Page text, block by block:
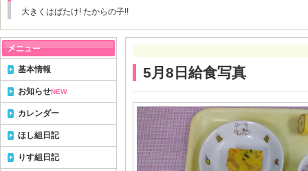
大きくはばたけ! たからの子!!
5月8日給食写真
基本情報
お知らせNEW
カレンダー
ほし組日記
りす組日記